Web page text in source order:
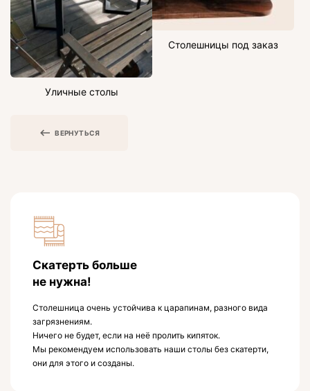
Уличные столы
Столешницы под заказ
ВЕРНУТЬСЯ
Скатерть больше
не нужна!
Столешница очень устойчива к царапинам, разного вида
загрязнениям.
Ничего не будет, если на неё пролить кипяток.
Мы рекомендуем использовать наши столы без скатерти,
они для этого и созданы.